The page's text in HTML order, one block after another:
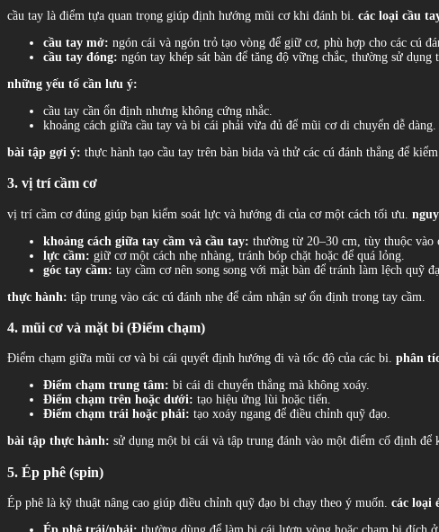
cầu tay là điểm tựa quan trọng giúp định hướng mũi cơ khi đánh bi. các loại cầu
cầu tay mở: ngón cái và ngón trỏ tạo vòng để giữ cơ, phù hợp cho các cú
cầu tay đóng: ngón tay khép sát bàn để tăng độ vững chắc, thường sử
những yếu tố cần lưu ý:
cầu tay cần ổn định nhưng không cứng nhắc.
khoảng cách giữa cầu tay và bi cái phải vừa đủ để mũi cơ di chuyển dễ dàng.
bài tập gợi ý: thực hành tạo cầu tay trên bàn bida và thử các cú đánh thẳng để
3. vị trí cầm cơ
vị trí cầm cơ đúng giúp bạn kiểm soát lực và hướng đi của cơ một cách tối ưu.
khoảng cách giữa tay cầm và cầu tay: thường từ 20–30 cm, tùy thuộc vào
lực cầm: giữ cơ một cách nhẹ nhàng, tránh bóp chặt hoặc để quá lỏng.
góc tay cầm: tay cầm cơ nên song song với mặt bàn để tránh làm lệch quỹ
thực hành: tập trung vào các cú đánh nhẹ để cảm nhận sự ổn định trong tay cầm.
4. mũi cơ và mặt bi (Điểm chạm)
Điểm chạm giữa mũi cơ và bi cái quyết định hướng đi và tốc độ của các bi. phân
Điểm chạm trung tâm: bi cái di chuyển thẳng mà không xoáy.
Điểm chạm trên hoặc dưới: tạo hiệu ứng lùi hoặc tiến.
Điểm chạm trái hoặc phải: tạo xoáy ngang để điều chỉnh quỹ đạo.
bài tập thực hành: sử dụng một bi cái và tập trung đánh vào một điểm cố định để
5. Ép phê (spin)
Ép phê là kỹ thuật nâng cao giúp điều chỉnh quỹ đạo bi chạy theo ý muốn. các loại